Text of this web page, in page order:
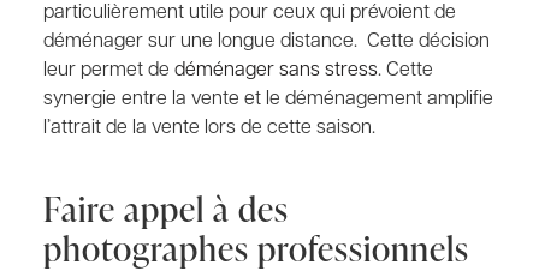
particulièrement utile pour ceux qui prévoient de
déménager sur une longue distance. Cette décision
leur permet de déménager sans stress. Cette
synergie entre la vente et le déménagement amplifie
l’attrait de la vente lors de cette saison.
Faire appel à des
photographes professionnels